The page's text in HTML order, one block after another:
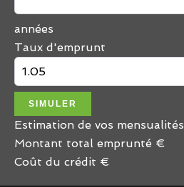
années
Taux d'emprunt
SIMULER
Estimation de vos mensualités
Montant total emprunté €
Coût du crédit €